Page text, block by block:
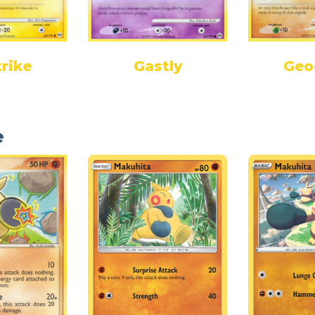
Gastly